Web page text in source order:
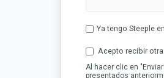
Ya tengo Steeple
Acepto recibir
Al hacer clic en
presentados